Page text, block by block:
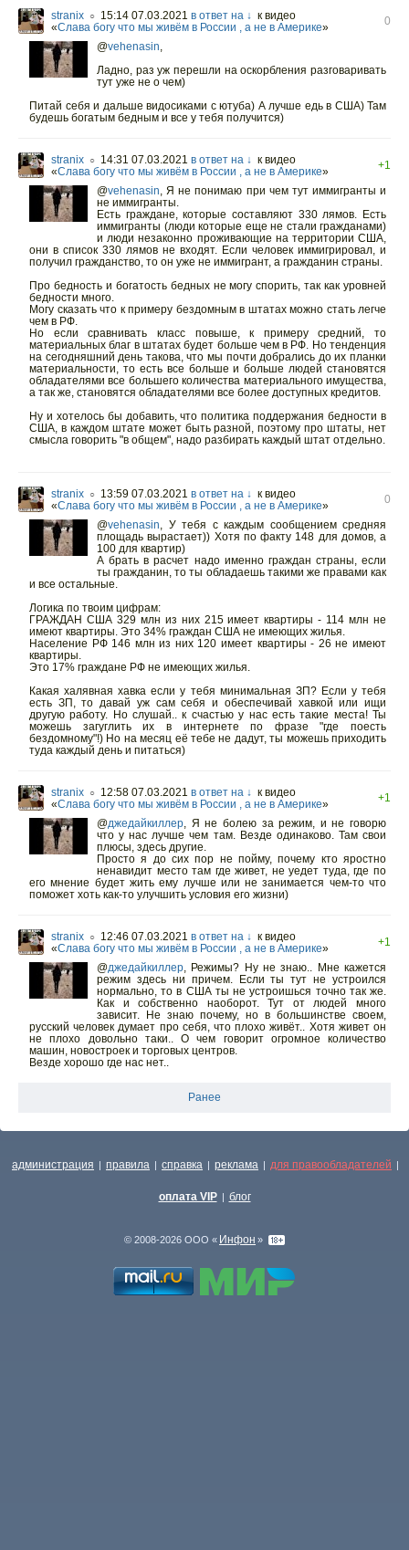
stranix ○ 15:14 07.03.2021 в ответ на ↓ к видео
«Слава богу что мы живём в России , а не в Америке»
0
@vehenasin,
Ладно, раз уж перешли на оскорбления разговаривать
тут уже не о чем)
Питай себя и дальше видосиками с ютуба) А лучше едь в США) Там
будешь богатым бедным и все у тебя получится)
stranix ○ 14:31 07.03.2021 в ответ на ↓ к видео
«Слава богу что мы живём в России , а не в Америке»
+1
@vehenasin, Я не понимаю при чем тут иммигранты и
не иммигранты.
Есть граждане, которые составляют 330 лямов. Есть
иммигранты (люди которые еще не стали гражданами)
и люди незаконно проживающие на территории США,
они в список 330 лямов не входят. Если человек иммигрировал, и
получил гражданство, то он уже не иммигрант, а гражданин страны.
Про бедность и богатость бедных не могу спорить, так как уровней
бедности много.
Могу сказать что к примеру бездомным в штатах можно стать легче
чем в РФ.
Но если сравнивать класс повыше, к примеру средний, то
материальных благ в штатах будет больше чем в РФ. Но тенденция
на сегодняшний день такова, что мы почти добрались до их планки
материальности, то есть все больше и больше людей становятся
обладателями все большего количества материального имущества,
а так же, становятся обладателями все более доступных кредитов.
Ну и хотелось бы добавить, что политика поддержания бедности в
США, в каждом штате может быть разной, поэтому про штаты, нет
смысла говорить "в общем", надо разбирать каждый штат отдельно.
stranix ○ 13:59 07.03.2021 в ответ на ↓ к видео
«Слава богу что мы живём в России , а не в Америке»
0
@vehenasin, У тебя с каждым сообщением средняя
площадь вырастает)) Хотя по факту 148 для домов, а
100 для квартир)
А брать в расчет надо именно граждан страны, если
ты гражданин, то ты обладаешь такими же правами как
и все остальные.
Логика по твоим цифрам:
ГРАЖДАН США 329 млн из них 215 имеет квартиры - 114 млн не
имеют квартиры. Это 34% граждан США не имеющих жилья.
Население РФ 146 млн из них 120 имеет квартиры - 26 не имеют
квартиры.
Это 17% граждане РФ не имеющих жилья.
Какая халявная хавка если у тебя минимальная ЗП? Если у тебя
есть ЗП, то давай уж сам себя и обеспечивай хавкой или ищи
другую работу. Но слушай.. к счастью у нас есть такие места! Ты
можешь загуглить их в интернете по фразе "где поесть
бездомному"!) Но на месяц её тебе не дадут, ты можешь приходить
туда каждый день и питаться)
stranix ○ 12:58 07.03.2021 в ответ на ↓ к видео
«Слава богу что мы живём в России , а не в Америке»
+1
@джедайкиллер, Я не болею за режим, и не говорю
что у нас лучше чем там. Везде одинаково. Там свои
плюсы, здесь другие.
Просто я до сих пор не пойму, почему кто яростно
ненавидит место там где живет, не уедет туда, где по
его мнение будет жить ему лучше или не занимается чем-то что
поможет хоть как-то улучшить условия его жизни)
stranix ○ 12:46 07.03.2021 в ответ на ↓ к видео
«Слава богу что мы живём в России , а не в Америке»
+1
@джедайкиллер, Режимы? Ну не знаю.. Мне кажется
режим здесь ни причем. Если ты тут не устроился
нормально, то в США ты не устроишься точно так же.
Как и собственно наоборот. Тут от людей много
зависит. Не знаю почему, но в большинстве своем,
русский человек думает про себя, что плохо живёт.. Хотя живет он
не плохо довольно таки.. О чем говорит огромное количество
машин, новостроек и торговых центров.
Везде хорошо где нас нет..
Ранее
администрация | правила | справка | реклама | для правообладателей |
оплата VIP | блог
© 2008-2026 ООО « Инфон »